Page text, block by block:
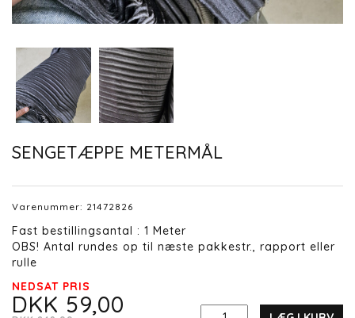
SENGETÆPPE METERMÅL
Varenummer: 21472826
Fast bestillingsantal : 1 Meter
OBS! Antal rundes op til næste pakkestr., rapport eller
rulle
NEDSAT PRIS
DKK 59,00